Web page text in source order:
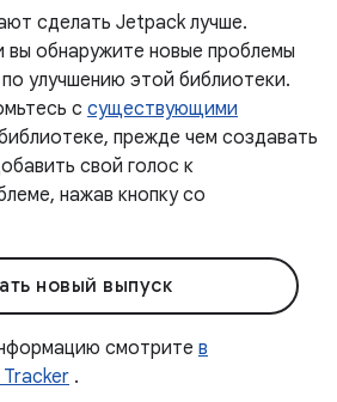
сделать Jetpack лучше.
обнаружите новые проблемы
улучшению этой библиотеки.
с существующими
прежде чем создавать
свой голос к
нажав кнопку со
новый выпуск
смотрите в
.